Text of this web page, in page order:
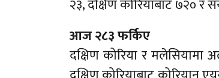
२३, दक्षिण कोरियाबाट ७२० र
आज २८३ फर्किए
दक्षिण कोरिया र